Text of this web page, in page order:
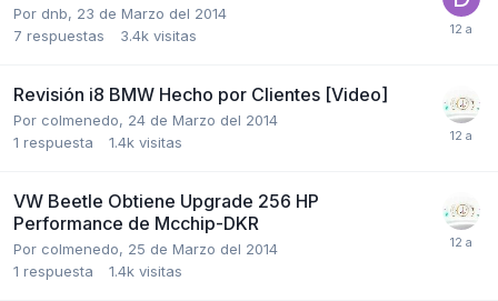
Por dnb, 23 de Marzo del 2014
7 respuestas 3.4k visitas
Revisión i8 BMW Hecho por Clientes [Video]
Por colmenedo, 24 de Marzo del 2014
1 respuesta 1.4k visitas
VW Beetle Obtiene Upgrade 256 HP
Performance de Mcchip-DKR
Por colmenedo, 25 de Marzo del 2014
1 respuesta 1.4k visitas